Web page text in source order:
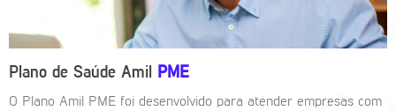
Plano de Saúde Amil PME
O Plano Amil PME foi desenvolvido para atender empresas com